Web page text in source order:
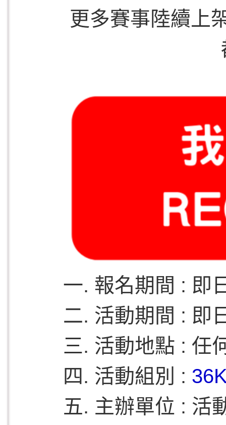
更多賽事陸續上
一. 報名期間 : 即
二. 活動期間 : 即
三. 活動地點 : 任
四. 活動組別 :
五. 主辦單位 : 活